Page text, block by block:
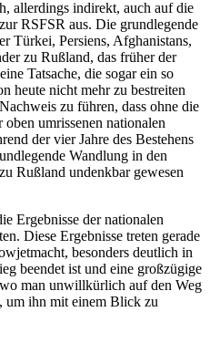
allerdings indirekt, auch auf die
RSFSR aus. Die grundlegende
Türkei, Persiens, Afghanistans,
zu Rußland, das früher der
Tatsache, die sogar ein so
heute nicht mehr zu bestreiten
zu führen, dass ohne die
umrissenen nationalen
der vier Jahre des Bestehens
Wandlung in den
Rußland undenkbar gewesen
Ergebnisse der nationalen
Diese Ergebnisse treten gerade
besonders deutlich in
beendet ist und eine großzügige
man unwillkürlich auf den Weg
um ihn mit einem Blick zu